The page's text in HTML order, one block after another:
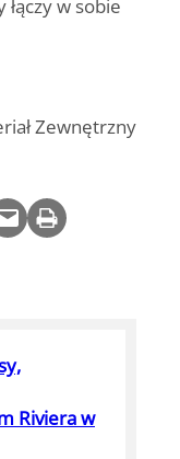
w sobie
Zewnętrzny
Print this Page
Riviera w